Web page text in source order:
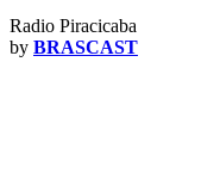
Radio Piracicaba
by BRASCAST